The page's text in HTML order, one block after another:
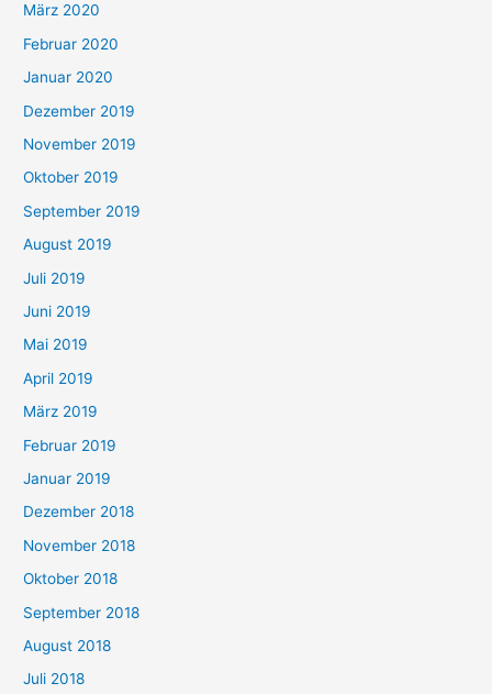
März 2020
Februar 2020
Januar 2020
Dezember 2019
November 2019
Oktober 2019
September 2019
August 2019
Juli 2019
Juni 2019
Mai 2019
April 2019
März 2019
Februar 2019
Januar 2019
Dezember 2018
November 2018
Oktober 2018
September 2018
August 2018
Juli 2018